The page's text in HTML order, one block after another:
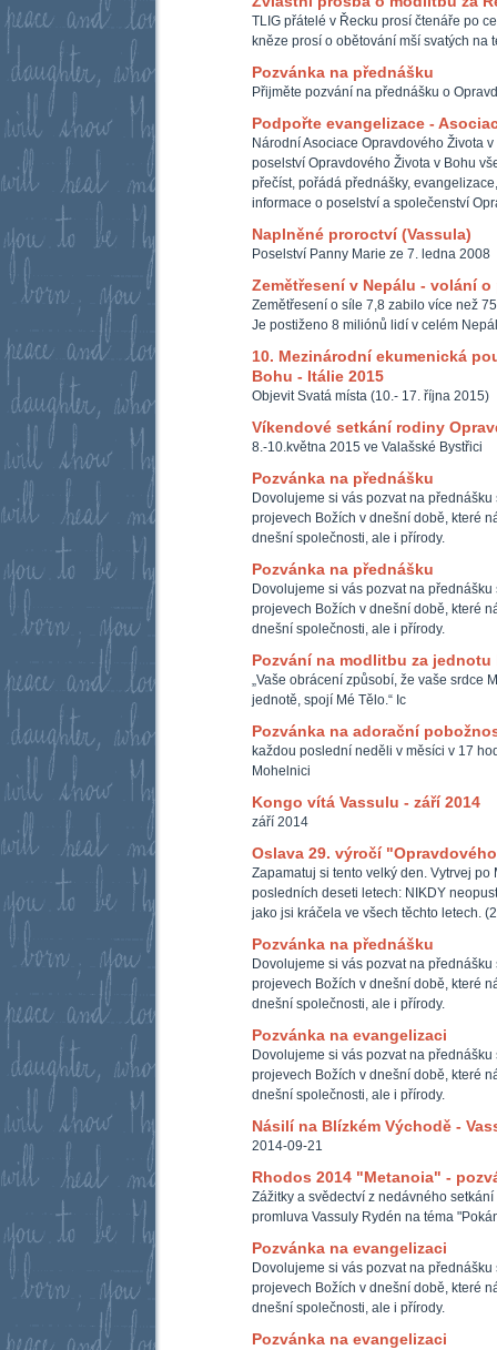
TLIG přátelé v Řecku prosí čtenáře po
kněze prosí o obětování mší svatých na
Pozvánka na přednášku
Přijměte pozvání na přednášku o
Podpořte evangelizace -
Národní Asociace Opravdového Života
poselství Opravdového Života v Bohu
přečíst, pořádá přednášky,
informace o poselství a společenství
Naplněné proroctví (Vassula)
Poselství Panny Marie ze 7. ledna 2008
Zemětřesení v Nepálu - volání o
Zemětřesení o síle 7,8 zabilo více než
Je postiženo 8 miliónů lidí v celém
10. Mezinárodní ekumenická
Bohu - Itálie 2015
Objevit Svatá místa (10.- 17. října 2015)
Víkendové setkání rodiny
8.-10.května 2015 ve Valašské Bystřici
Pozvánka na přednášku
Dovolujeme si vás pozvat na
projevech Božích v dnešní době, které
dnešní společnosti, ale i přírody.
Pozvánka na přednášku
Dovolujeme si vás pozvat na
projevech Božích v dnešní době, které
dnešní společnosti, ale i přírody.
Pozvání na modlitbu za
„Vaše obrácení způsobí, že vaše srdce
jednotě, spojí Mé Tělo.“ Ic
Pozvánka na adorační
každou poslední neděli v měsíci v 17
Mohelnici
Kongo vítá Vassulu - září 2014
září 2014
Oslava 29. výročí
Zapamatuj si tento velký den. Vytrvej po
posledních deseti letech: NIKDY
jako jsi kráčela ve všech těchto letech.
Pozvánka na přednášku
Dovolujeme si vás pozvat na
projevech Božích v dnešní době, které
dnešní společnosti, ale i přírody.
Pozvánka na evangelizaci
Dovolujeme si vás pozvat na
projevech Božích v dnešní době, které
dnešní společnosti, ale i přírody.
Násilí na Blízkém Východě -
2014-09-21
Rhodos 2014 "Metanoia" -
Zážitky a svědectví z nedávného
promluva Vassuly Rydén na téma
Pozvánka na evangelizaci
Dovolujeme si vás pozvat na
projevech Božích v dnešní době, které
dnešní společnosti, ale i přírody.
Pozvánka na evangelizaci